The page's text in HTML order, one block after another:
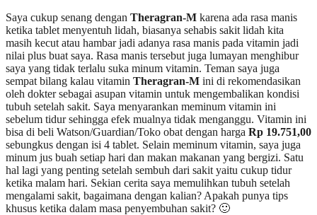
Saya cukup senang dengan Theragran-M karena ada rasa manis
ketika tablet menyentuh lidah, biasanya sehabis sakit lidah kita
masih kecut atau hambar jadi adanya rasa manis pada vitamin jadi
nilai plus buat saya. Rasa manis tersebut juga lumayan menghibur
saya yang tidak terlalu suka minum vitamin. Teman saya juga
sempat bilang kalau vitamin Theragran-M ini di rekomendasikan
oleh dokter sebagai asupan vitamin untuk mengembalikan kondisi
tubuh setelah sakit. Saya menyarankan meminum vitamin ini
sebelum tidur sehingga efek mualnya tidak menganggu. Vitamin ini
bisa di beli Watson/Guardian/Toko obat dengan harga Rp 19.751,00
sebungkus dengan isi 4 tablet. Selain meminum vitamin, saya juga
minum jus buah setiap hari dan makan makanan yang bergizi. Satu
hal lagi yang penting setelah sembuh dari sakit yaitu cukup tidur
ketika malam hari. Sekian cerita saya memulihkan tubuh setelah
mengalami sakit, bagaimana dengan kalian? Apakah punya tips
khusus ketika dalam masa penyembuhan sakit? 🙂